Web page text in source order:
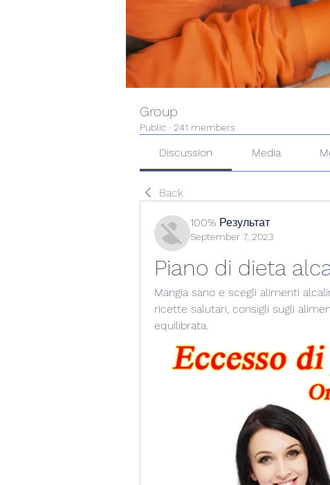
Group
Public · 241 members
Discussion Media
Back
100% Результат
September 7, 2023
Piano di dieta
Mangia sano e scegli alimenti
ricette salutari, consigli sugli
equilibrata.